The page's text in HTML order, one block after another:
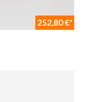
252,80 €*